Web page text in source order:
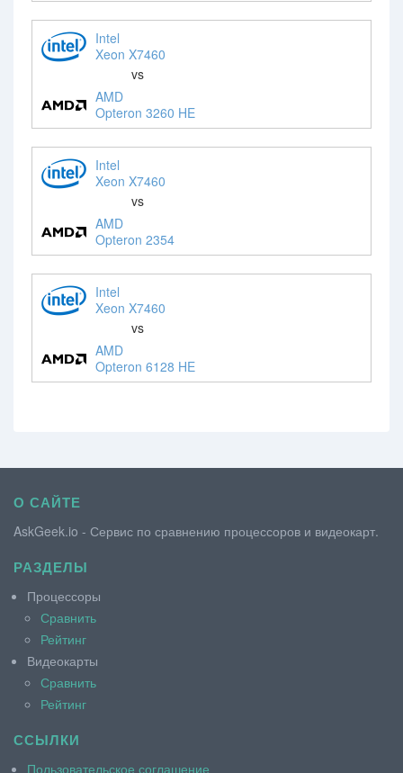
Intel
Xeon X7460
vs
AMD
Opteron 3260 HE
Intel
Xeon X7460
vs
AMD
Opteron 2354
Intel
Xeon X7460
vs
AMD
Opteron 6128 HE
О САЙТЕ
AskGeek.io - Сервис по сравнению процессоров и видеокарт.
РАЗДЕЛЫ
Процессоры
Сравнить
Рейтинг
Видеокарты
Сравнить
Рейтинг
ССЫЛКИ
Пользовательское соглашение